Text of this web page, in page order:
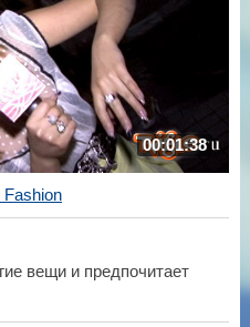
00:01:38
Fashion
вещи и предпочитает